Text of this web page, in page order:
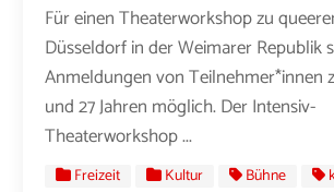
Für einen Theaterworkshop zu
Düsseldorf in der Weimarer Republik
Anmeldungen von Teilnehmer*innen
und 27 Jahren möglich. Der Intensiv-
Theaterworkshop ...
Freizeit Kultur Bühne